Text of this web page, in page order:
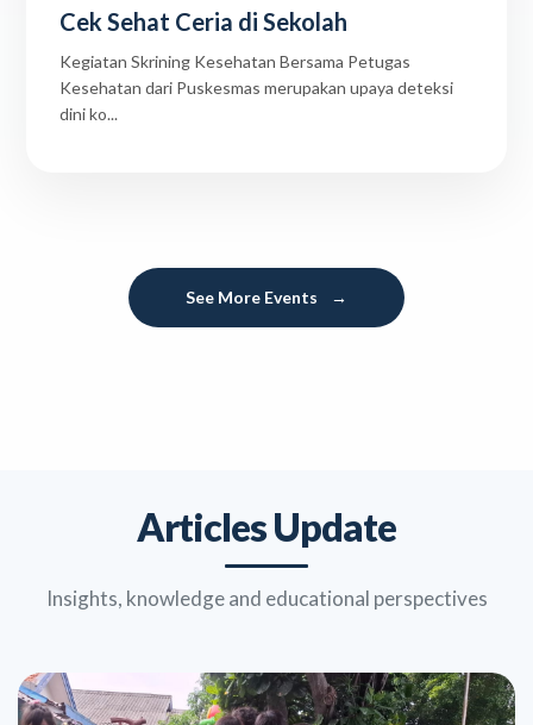
Cek Sehat Ceria di Sekolah
Kegiatan Skrining Kesehatan Bersama Petugas
Kesehatan dari Puskesmas merupakan upaya deteksi
dini ko...
See More Events →
Articles Update
Insights, knowledge and educational perspectives